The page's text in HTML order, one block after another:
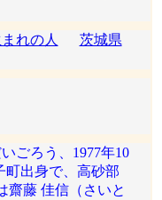
れの人
茨城県
ごろう、1977年10
町出身で、高砂部
齋藤 佳信（さいと